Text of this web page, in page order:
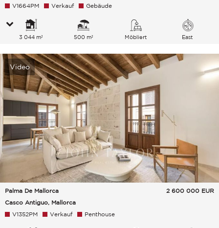
V1664PM Verkauf Gebäude
3 044 m² 500 m² Möbliert East
Video
Palma De Mallorca
Casco Antiguo, Mallorca
2 600 000 EUR
V1352PM Verkauf Penthouse